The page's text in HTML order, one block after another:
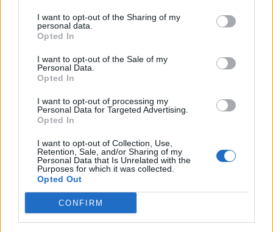
I want to opt-out of the Sharing of my
personal data.
Opted In
I want to opt-out of the Sale of my
Personal Data.
Opted In
I want to opt-out of processing my
Personal Data for Targeted Advertising.
Opted In
I want to opt-out of Collection, Use,
Retention, Sale, and/or Sharing of my
Personal Data that Is Unrelated with the
Purposes for which it was collected.
Opted Out
CONFIRM
Artigo anterior
Rovanperä fecha primeiro
dia do Vodafone Rally de
Portugal na frente
Coimbra vai receber mais
de 200 mil pessoas para
concertos dos Coldplay
ARTIGOS RELACIONADOSMAIS DO AUTOR